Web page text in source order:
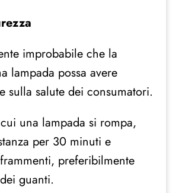
improbabile che la
lampada possa avere
sulla salute dei consumatori.
una lampada si rompa,
per 30 minuti e
preferibilmente
guanti.